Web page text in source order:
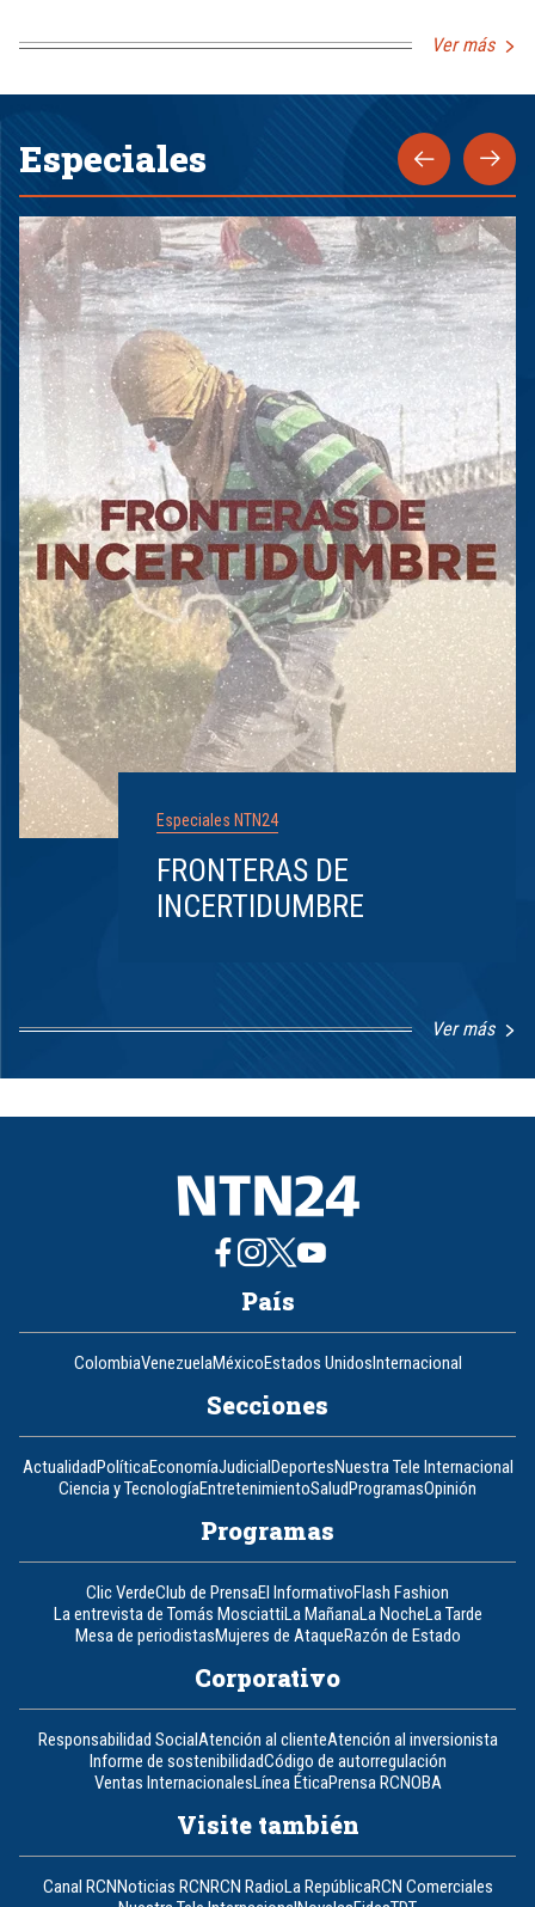
Ver más
Especiales
Especiales NTN24
FRONTERAS DE
INCERTIDUMBRE
Ver más
1
8
País
ColombiaVenezuelaMéxicoEstados UnidosInternacional
Secciones
ActualidadPolíticaEconomíaJudicialDeportesNuestra Tele Internacional
Ciencia y TecnologíaEntretenimientoSaludProgramasOpinión
Programas
Clic VerdeClub de PrensaEl InformativoFlash Fashion
La entrevista de Tomás MosciattiLa MañanaLa NocheLa Tarde
Mesa de periodistasMujeres de AtaqueRazón de Estado
Corporativo
Responsabilidad SocialAtención al clienteAtención al inversionista
Informe de sostenibilidadCódigo de autorregulación
Ventas InternacionalesLínea ÉticaPrensa RCNOBA
Visite también
Canal RCNNoticias RCNRCN RadioLa RepúblicaRCN Comerciales